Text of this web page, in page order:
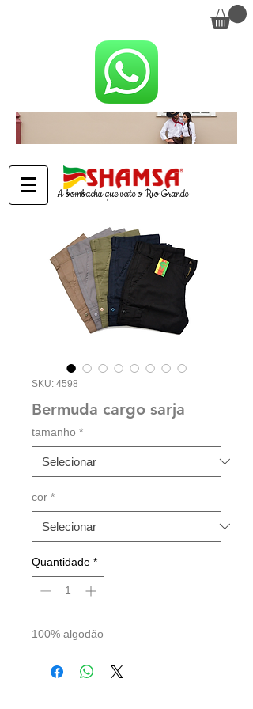
A bombacha que veste o Rio Grande
SKU: 4598
Bermuda cargo sarja
tamanho *
cor *
Quantidade *
100% algodão